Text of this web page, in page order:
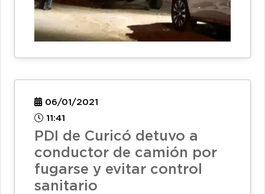
06/01/2021
11:41
PDI de Curicó detuvo a
conductor de camión por
fugarse y evitar control
sanitario